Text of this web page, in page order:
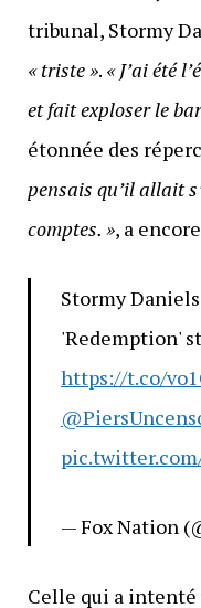
tribunal, Stormy
« triste». « J’ai été
et fait exploser le
étonnée des
pensais qu’il allait
comptes. », a
Stormy
'Redemption'
https://t.co/
— Fox Nation
Celle qui a intenté